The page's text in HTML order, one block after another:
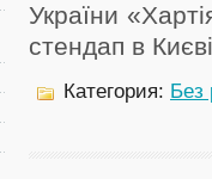
України
стендап в
Категория: Без